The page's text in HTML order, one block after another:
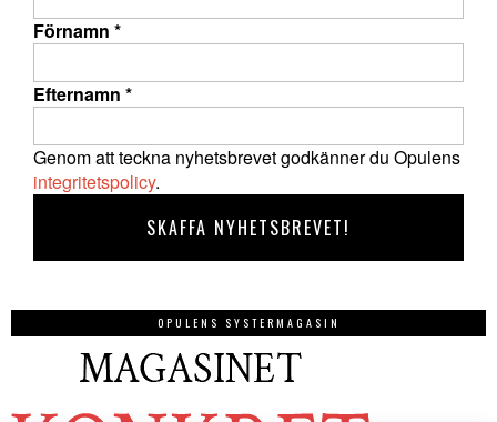
Förnamn *
Efternamn *
Genom att teckna nyhetsbrevet godkänner du Opulens
integritetspolicy.
OPULENS SYSTERMAGASIN